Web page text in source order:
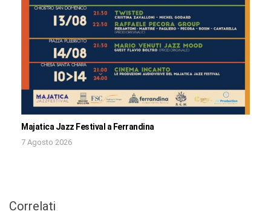
Majatica Jazz Festival a Ferrandina
7 Agosto 2026
Correlati